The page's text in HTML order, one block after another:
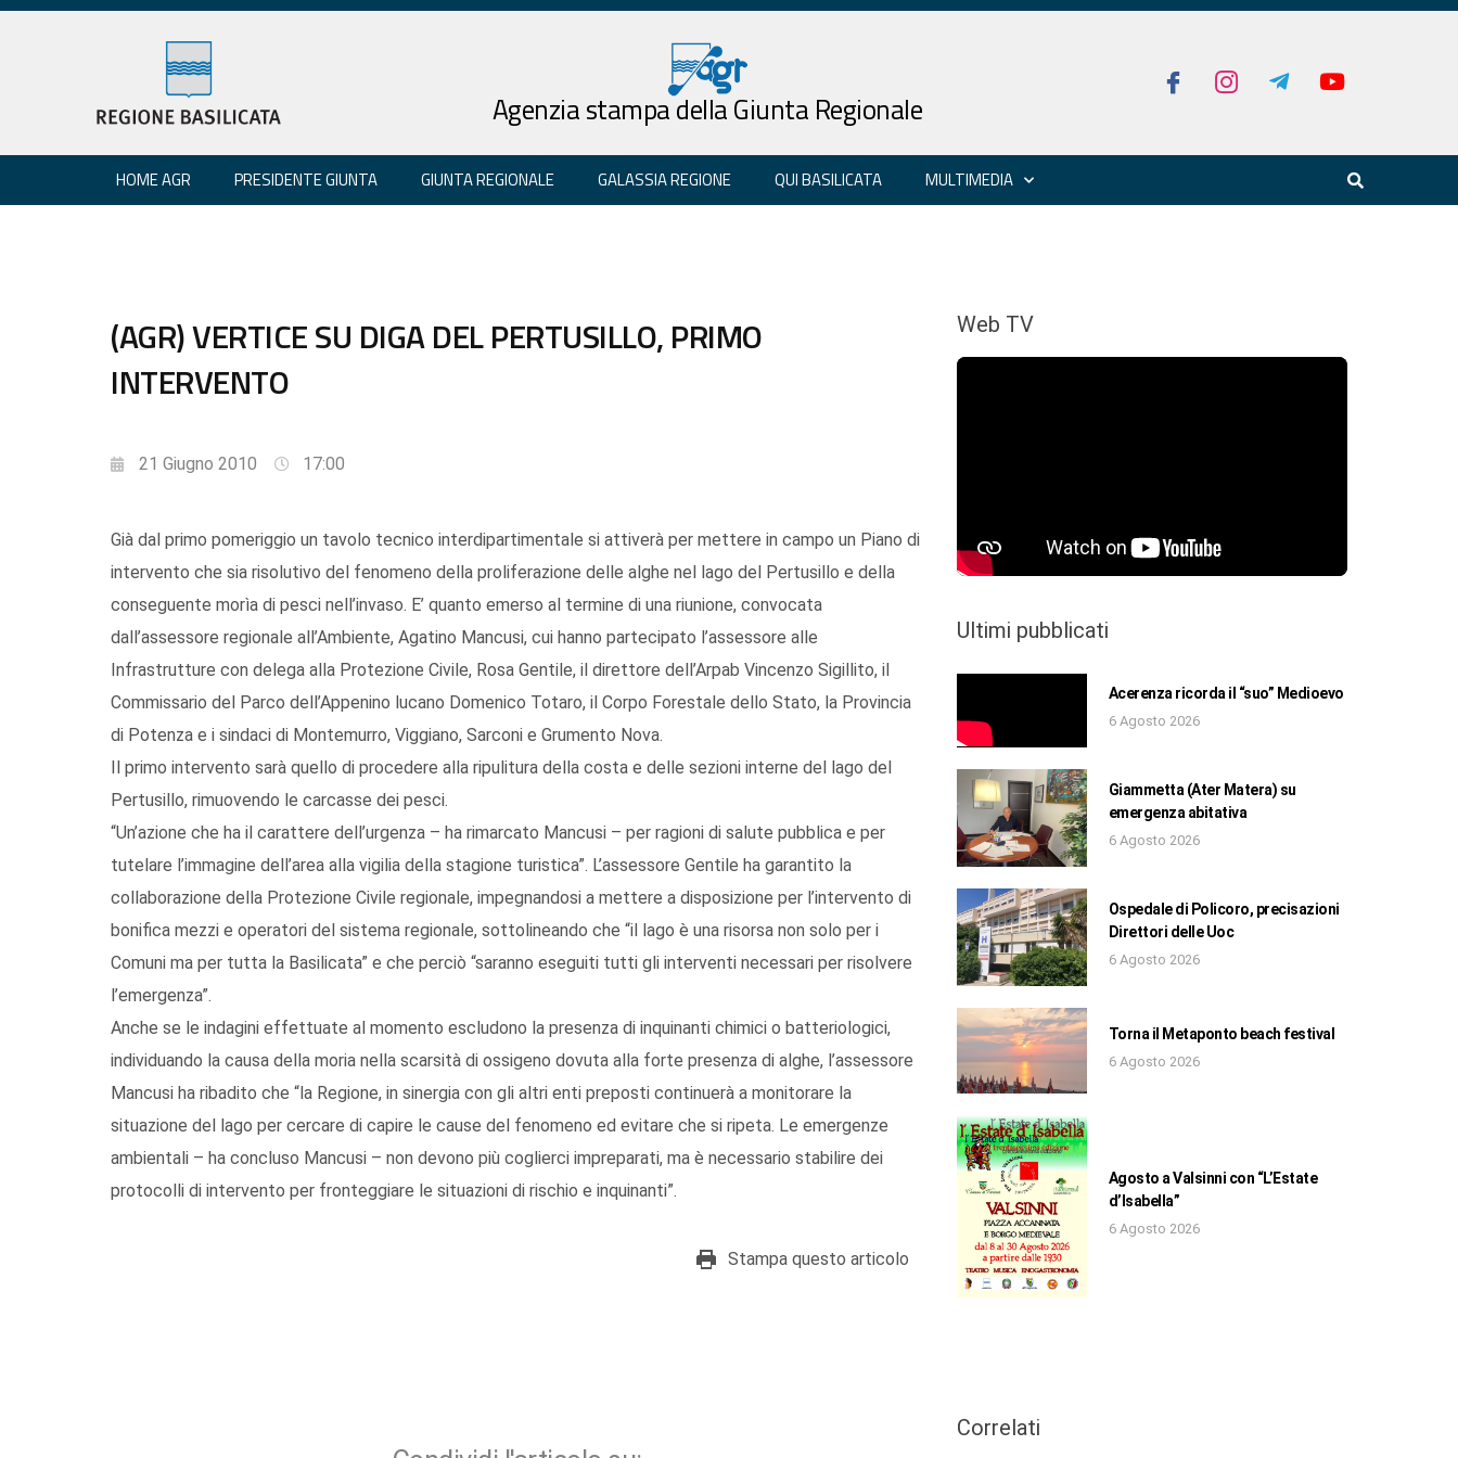
Agenzia stampa della Giunta Regionale
HOME AGR PRESIDENTE GIUNTA GIUNTA REGIONALE GALASSIA REGIONE QUI BASILICATA MULTIMEDIA
(AGR) VERTICE SU DIGA DEL PERTUSILLO, PRIMO
INTERVENTO
21 Giugno 2010 17:00
Già dal primo pomeriggio un tavolo tecnico interdipartimentale si attiverà per mettere in campo un Piano di
intervento che sia risolutivo del fenomeno della proliferazione delle alghe nel lago del Pertusillo e della
conseguente morìa di pesci nell’invaso. E’ quanto emerso al termine di una riunione, convocata
dall’assessore regionale all’Ambiente, Agatino Mancusi, cui hanno partecipato l’assessore alle
Infrastrutture con delega alla Protezione Civile, Rosa Gentile, il direttore dell’Arpab Vincenzo Sigillito, il
Commissario del Parco dell’Appenino lucano Domenico Totaro, il Corpo Forestale dello Stato, la Provincia
di Potenza e i sindaci di Montemurro, Viggiano, Sarconi e Grumento Nova.
Il primo intervento sarà quello di procedere alla ripulitura della costa e delle sezioni interne del lago del
Pertusillo, rimuovendo le carcasse dei pesci.
“Un’azione che ha il carattere dell’urgenza – ha rimarcato Mancusi – per ragioni di salute pubblica e per
tutelare l’immagine dell’area alla vigilia della stagione turistica”. L’assessore Gentile ha garantito la
collaborazione della Protezione Civile regionale, impegnandosi a mettere a disposizione per l’intervento di
bonifica mezzi e operatori del sistema regionale, sottolineando che “il lago è una risorsa non solo per i
Comuni ma per tutta la Basilicata” e che perciò “saranno eseguiti tutti gli interventi necessari per risolvere
l’emergenza”.
Anche se le indagini effettuate al momento escludono la presenza di inquinanti chimici o batteriologici,
individuando la causa della moria nella scarsità di ossigeno dovuta alla forte presenza di alghe, l’assessore
Mancusi ha ribadito che “la Regione, in sinergia con gli altri enti preposti continuerà a monitorare la
situazione del lago per cercare di capire le cause del fenomeno ed evitare che si ripeta. Le emergenze
ambientali – ha concluso Mancusi – non devono più coglierci impreparati, ma è necessario stabilire dei
protocolli di intervento per fronteggiare le situazioni di rischio e inquinanti”.
Stampa questo articolo
Web TV
Ultimi pubblicati
Acerenza ricorda il “suo” Medioevo
6 Agosto 2026
Giammetta (Ater Matera) su
emergenza abitativa
6 Agosto 2026
Ospedale di Policoro, precisazioni
Direttori delle Uoc
6 Agosto 2026
Torna il Metaponto beach festival
6 Agosto 2026
Agosto a Valsinni con “L’Estate
d’Isabella”
6 Agosto 2026
Correlati